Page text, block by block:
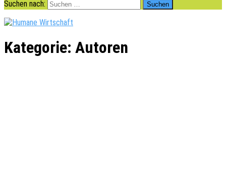
Suchen nach:
Kategorie: Autoren